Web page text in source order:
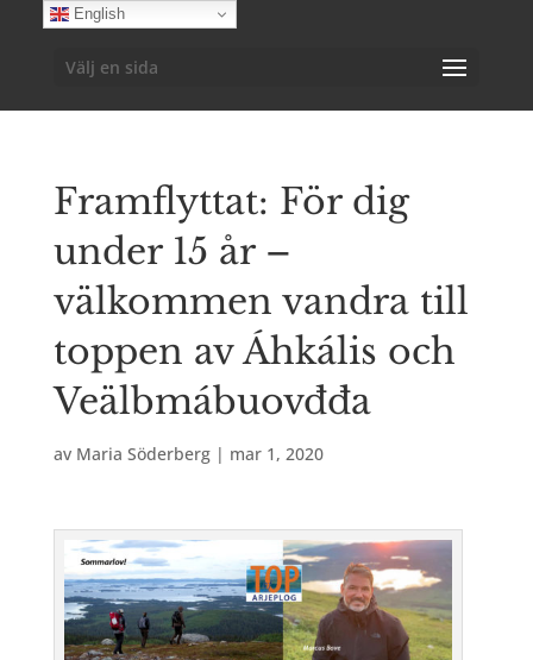
Välj en sida
Framflyttat: För dig
under 15 år –
välkommen vandra till
toppen av Áhkális och
Veälbmábuovđđa
av Maria Söderberg| mar 1, 2020
English